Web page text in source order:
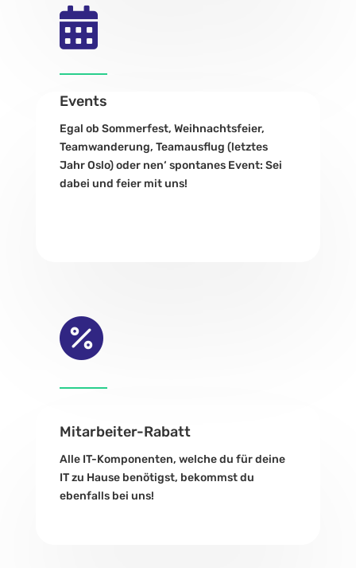

Events
Egal ob Sommerfest, Weihnachtsfeier,
Teamwanderung, Teamausflug (letztes
Jahr Oslo) oder nen‘ spontanes Event: Sei
dabei und feier mit uns!

Mitarbeiter-Rabatt
Alle IT-Komponenten, welche du für deine
IT zu Hause benötigst, bekommst du
ebenfalls bei uns!